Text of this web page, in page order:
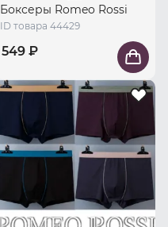
Боксеры Romeo Rossi
ID товара 44429
549 ₽